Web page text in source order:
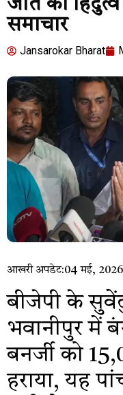
जीत को
समाचार
Jansarokar Bharat
आखरी अपडेट:04 मई,
बीजेपी के
भवानीपुर में
बनर्जी को
हराया, यह